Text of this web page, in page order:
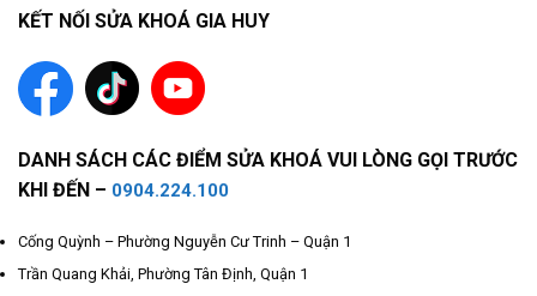
KẾT NỐI SỬA KHOÁ GIA HUY
DANH SÁCH CÁC ĐIỂM SỬA KHOÁ VUI LÒNG GỌI TRƯỚC
KHI ĐẾN – 0904.224.100
Cống Quỳnh – Phường Nguyễn Cư Trinh – Quận 1
Trần Quang Khải, Phường Tân Định, Quận 1